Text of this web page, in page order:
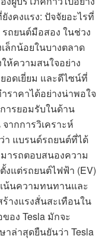
งคงแรง: ปัจจัยอะไรที่
ถยนต์มือสอง ในช่วง
ล็กน้อยในบางตลาด
ห้ความสนใจอย่าง
อดเยี่ยม และดีไซน์ที่
ราคาได้อย่างน่าพอใจ
ารยอมรับในด้าน
กการวิเคราะห์
า แบรนด์รถยนต์ที่ได้
ารถตอบสนองความ
แต่รถยนต์ไฟฟ้า (EV)
น้นความทนทานและ
างแรงสั่นสะเทือนใน
อง Tesla มักจะ
ล่าสุดยืนยันว่า Tesla